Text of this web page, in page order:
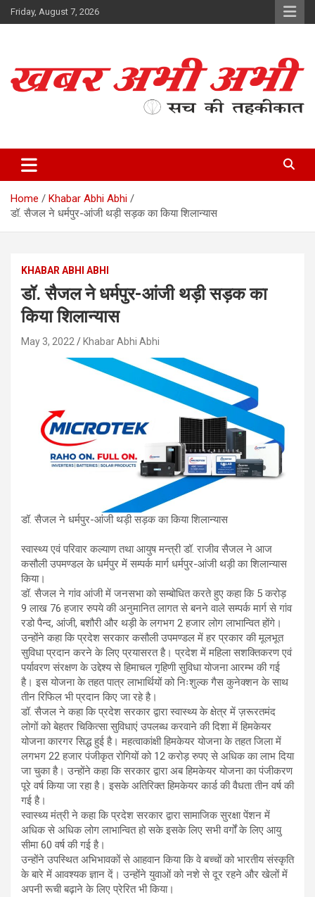
Skip
to
Friday, August 7, 2026
Home
Khabar Abhi Abhi
डॉ. सैजल ने धर्मपुर-आंजी थड़ी सड़क का किया शिलान्यास
KHABAR ABHI ABHI
डॉ. सैजल ने धर्मपुर-आंजी थड़ी सड़क का
किया शिलान्यास
May 3, 2022 Khabar Abhi Abhi
डॉ. सैजल ने धर्मपुर-आंजी थड़ी सड़क का किया शिलान्यास
स्वास्थ्य एवं परिवार कल्याण तथा आयुष मन्त्री डॉ. राजीव सैजल ने आज
कसौली उपमण्डल के धर्मपुर में सम्पर्क मार्ग धर्मपुर-आंजी थड़ी का शिलान्यास
किया।
डॉ. सैजल ने गांव आंजी में जनसभा को सम्बोधित करते हुए कहा कि 5 करोड़
9 लाख 76 हजार रुपये की अनुमानित लागत से बनने वाले सम्पर्क मार्ग से गांव
रडो पैन्द, आंजी, बशौरी और थड़ी के लगभग 2 हजार लोग लाभान्वित होंगे।
उन्होंने कहा कि प्रदेश सरकार कसौली उपमण्डल में हर प्रकार की मूलभूत
सुविधा प्रदान करने के लिए प्रयासरत है। प्रदेश में महिला सशक्तिकरण एवं
पर्यावरण संरक्षण के उद्देश्य से हिमाचल गृहिणी सुविधा योजना आरम्भ की गई
है। इस योजना के तहत पात्र लाभार्थियों को निःशुल्क गैस कुनेक्शन के साथ
तीन रिफिल भी प्रदान किए जा रहे है।
डॉ. सैजल ने कहा कि प्रदेश सरकार द्वारा स्वास्थ्य के क्षेत्र में ज़रूरतमंद
लोगों को बेहतर चिकित्सा सुविधाएं उपलब्ध करवाने की दिशा में हिमकेयर
योजना कारगर सिद्ध हुई है। महत्वाकांक्षी हिमकेयर योजना के तहत जिला में
लगभग 22 हजार पंजीकृत रोगियों को 12 करोड़ रुपए से अधिक का लाभ दिया
जा चुका है। उन्होंने कहा कि सरकार द्वारा अब हिमकेयर योजना का पंजीकरण
पूरे वर्ष किया जा रहा है। इसके अतिरिक्त हिमकेयर कार्ड की वैधता तीन वर्ष की
गई है।
स्वास्थ्य मंत्री ने कहा कि प्रदेश सरकार द्वारा सामाजिक सुरक्षा पेंशन में
अधिक से अधिक लोग लाभान्वित हो सके इसके लिए सभी वर्गों के लिए आयु
सीमा 60 वर्ष की गई है।
उन्होंने उपस्थित अभिभावकों से आहवान किया कि वे बच्चों को भारतीय संस्कृति
के बारे में आवश्यक ज्ञान दें। उन्होंने युवाओं को नशे से दूर रहने और खेलों में
अपनी रूची बढ़ाने के लिए प्रेरित भी किया।